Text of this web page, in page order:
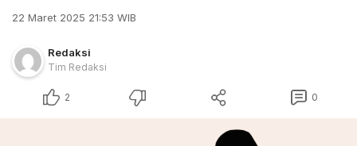
22 Maret 2025 21:53 WIB
Redaksi
Tim Redaksi
2 0